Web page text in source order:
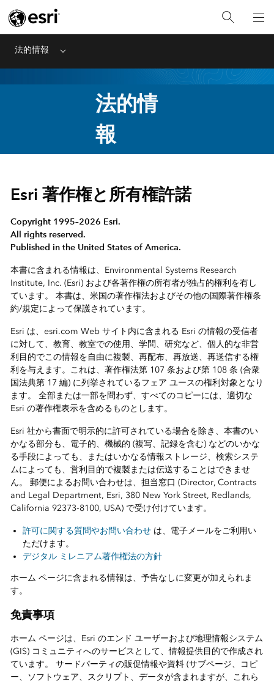
法的情報 Menu
法的情
報
Esri 著作権と所有権許諾
Copyright 1995–2026 Esri.
All rights reserved.
Published in the United States of America.
本書に含まれる情報は、Environmental Systems Research
Institute, Inc. (Esri) および各著作権の所有者が独占的権利を有し
ています。 本書は、米国の著作権法およびその他の国際著作権条
約/規定によって保護されています。
Esri は、esri.com Web サイト内に含まれる Esri の情報の受信者
に対して、教育、教室での使用、学問、研究など、個人的な非営
利目的でこの情報を自由に複製、再配布、再放送、再送信する権
利を与えます。これは、著作権法第 107 条および第 108 条 (合衆
国法典第 17 編) に列挙されているフェア ユースの権利対象となり
ます。 全部または一部を問わず、すべてのコピーには、適切な
Esri の著作権表示を含めるものとします。
Esri 社から書面で明示的に許可されている場合を除き、本書のい
かなる部分も、電子的、機械的 (複写、記録を含む) などのいかな
る手段によっても、またはいかなる情報ストレージ、検索システ
ムによっても、営利目的で複製または伝送することはできませ
ん。 郵便によるお問い合わせは、担当窓口 (Director, Contracts
and Legal Department, Esri, 380 New York Street, Redlands,
California 92373-8100, USA) で受け付けています。
許可に関する質問やお問い合わせは、電子メールをご利用い
ただけます。
デジタル ミレニアム著作権法の方針
ホーム ページに含まれる情報は、予告なしに変更が加えられま
す。
免責事項
ホーム ページは、Esri のエンド ユーザーおよび地理情報システム
(GIS) コミュニティへのサービスとして、情報提供目的で作成され
ています。 サードパーティの販促情報や資料 (サブページ、コピ
ー、ソフトウェア、スクリプト、データが含まれますが、これら